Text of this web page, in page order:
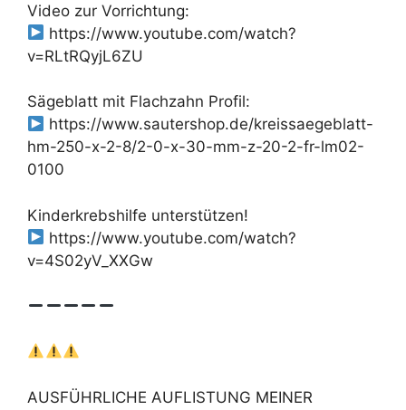
Video zur Vorrichtung:
https://www.youtube.com/watch?
v=RLtRQyjL6ZU
Sägeblatt mit Flachzahn Profil:
https://www.sautershop.de/kreissaegeblatt-
hm-250-x-2-8/2-0-x-30-mm-z-20-2-fr-lm02-
0100
Kinderkrebshilfe unterstützen!
https://www.youtube.com/watch?
v=4S02yV_XXGw
AUSFÜHRLICHE AUFLISTUNG MEINER